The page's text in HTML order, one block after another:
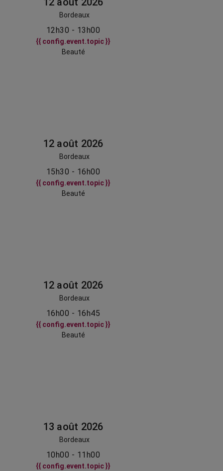
Bordeaux
12h30 - 13h00
{{ config.event.topic }}
Beauté
12 août 2026
Bordeaux
15h30 - 16h00
{{ config.event.topic }}
Beauté
12 août 2026
Bordeaux
16h00 - 16h45
{{ config.event.topic }}
Beauté
13 août 2026
Bordeaux
10h00 - 11h00
{{ config.event.topic }}